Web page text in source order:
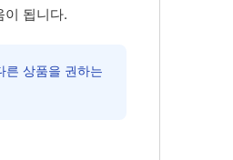
이 됩니다.
른 상품을 권하는